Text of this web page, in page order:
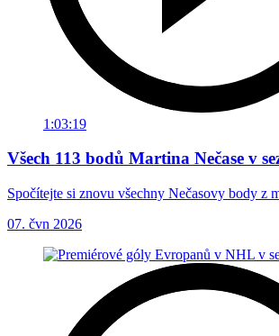
1:03:19
Všech 113 bodů Martina Nečase v
Spočítejte si znovu všechny Nečasovy body z
07. čvn 2026